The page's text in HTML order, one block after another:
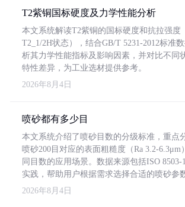
T2紫铜国标硬度及力学性能分析
本文系统解读T2紫铜的国标硬度和抗拉强度
T2_1/2H状态），结合GB/T 5231-2012标准
析其力学性能指标及影响因素，并对比不同
特性差异，为工业选材提供参考。
2026年8月4日
喷砂都有多少目
本文系统介绍了喷砂目数的分级标准，重点
喷砂200目对应的表面粗糙度（Ra 3.2-6.3μm
同目数的应用场景。数据来源包括ISO 8503-
实践，帮助用户根据需求选择合适的喷砂参
2026年8月4日